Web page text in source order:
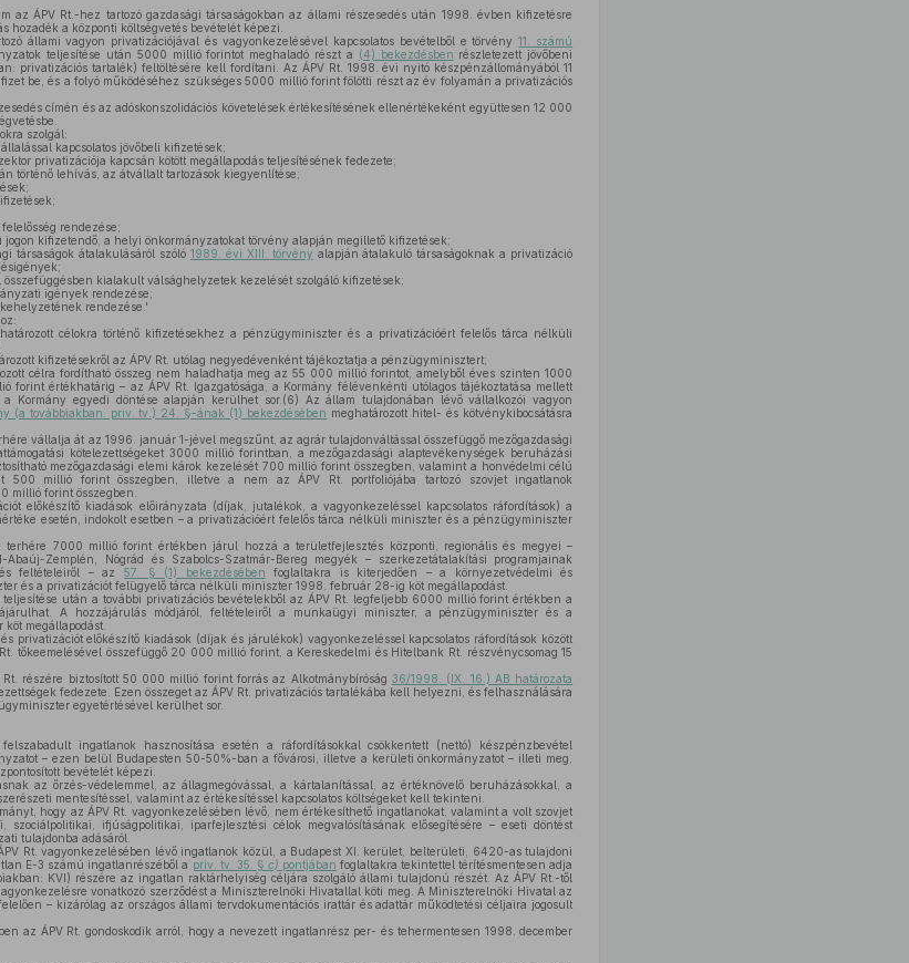
az ÁPV Rt.-hez tartozó gazdasági társaságokban az állami részesedés után 1998. évben kifizetésre
hozadék a központi költségvetés bevételét képezi.
állami vagyon privatizációjával és vagyonkezelésével kapcsolatos bevételből e törvény11. számú
teljesítése után 5000 millió forintot meghaladó részt a (4) bekezdésben részletezett jövőbeni
privatizációs tartalék) feltöltésére kell fordítani. Az ÁPV Rt. 1998. évi nyitó készpénzállományából 11
be, és a folyó működéséhez szükséges 5000 millió forint fölötti részt az év folyamán a privatizációs
címén és az adóskonszolidációs követelések értékesítésének ellenértékeként együttesen 12 000
szolgál:
kapcsolatos jövőbeli kifizetések;
privatizációja kapcsán kötött megállapodás teljesítésének fedezete;
történő lehívás, az átvállalt tartozások kiegyenlítése;
rendezése;
kifizetendő, a helyi önkormányzatokat törvény alapján megillető kifizetések;
társaságok átalakulásáról szóló 1989. évi XIII. törvény alapján átalakuló társaságoknak a privatizáció
kialakult válsághelyzetek kezelését szolgáló kifizetések;
igények rendezése;
rendezése.'
célokra történő kifizetésekhez a pénzügyminiszter és a privatizációért felelős tárca nélküli
kifizetésekről az ÁPV Rt. utólag negyedévenként tájékoztatja a pénzügyminisztert;
célra fordítható összeg nem haladhatja meg az 55 000 millió forintot, amelyből éves szinten 1000
értékhatárig – az ÁPV Rt. Igazgatósága, a Kormány félévenkénti utólagos tájékoztatása mellett
Kormány egyedi döntése alapján kerülhet sor.(6) Az állam tulajdonában lévő vállalkozói vagyon
(a továbbiakban: priv. tv.) 24. §-ának (1) bekezdésében meghatározott hitel- és kötvénykibocsátásra
vállalja át az 1996. január 1-jével megszűnt, az agrár tulajdonváltással összefüggő mezőgazdasági
kötelezettségeket 3000 millió forintban, a mezőgazdasági alaptevékenységek beruházási
mezőgazdasági elemi károk kezelését 700 millió forint összegben, valamint a honvédelmi célú
500 millió forint összegben, illetve a nem az ÁPV Rt. portfoliójába tartozó szovjet ingatlanok
millió forint összegben.
előkészítő kiadások előirányzata (díjak, jutalékok, a vagyonkezeléssel kapcsolatos ráfordítások) a
esetén, indokolt esetben – a privatizációért felelős tárca nélküli miniszter és a pénzügyminiszter
terhére 7000 millió forint értékben járul hozzá a területfejlesztés központi, regionális és megyei –
Zemplén, Nógrád és Szabolcs-Szatmár-Bereg megyék – szerkezetátalakítási programjainak
és feltételeiről – az 57. § (1) bekezdésében foglaltakra is kiterjedően – a környezetvédelmi és
és a privatizációt felügyelő tárca nélküli miniszter 1998. február 28-ig köt megállapodást.
teljesítése után a további privatizációs bevételekből az ÁPV Rt. legfeljebb 6000 millió forint értékben a
A hozzájárulás módjáról, feltételeiről a munkaügyi miniszter, a pénzügyminiszter és a
megállapodást.
privatizációt előkészítő kiadások (díjak és járulékok) vagyonkezeléssel kapcsolatos ráfordítások között
tőkeemelésével összefüggő 20 000 millió forint, a Kereskedelmi és Hitelbank Rt. részvénycsomag 15
részére biztosított 50 000 millió forint forrás az Alkotmánybíróság 36/1998. (IX. 16.) AB határozata
fedezete. Ezen összeget az ÁPV Rt. privatizációs tartalékába kell helyezni, és felhasználására
egyetértésével kerülhet sor.
ingatlanok hasznosítása esetén a ráfordításokkal csökkentett (nettó) készpénzbevétel
– ezen belül Budapesten 50-50%-ban a fővárosi, illetve a kerületi önkormányzatot – illeti meg,
bevételét képezi.
az őrzés-védelemmel, az állagmegóvással, a kártalanítással, az értéknövelő beruházásokkal, a
mentesítéssel, valamint az értékesítéssel kapcsolatos költségeket kell tekinteni.
hogy az ÁPV Rt. vagyonkezelésében lévő, nem értékesíthető ingatlanokat, valamint a volt szovjet
szociálpolitikai, ifjúságpolitikai, iparfejlesztési célok megvalósításának elősegítésére – eseti döntést
tulajdonba adásáról.
Rt. vagyonkezelésében lévő ingatlanok közül, a Budapest XI. kerület, belterületi, 6420-as tulajdoni
E-3 számú ingatlanrészéből a priv. tv. 35. § c) pontjában foglaltakra tekintettel térítésmentesen adja
KVI) részére az ingatlan raktárhelyiség céljára szolgáló állami tulajdonú részét. Az ÁPV Rt.-től
vonatkozó szerződést a Miniszterelnöki Hivatallal köti meg. A Miniszterelnöki Hivatal az
– kizárólag az országos állami tervdokumentációs irattár és adattár működtetési céljaira jogosult
az ÁPV Rt. gondoskodik arról, hogy a nevezett ingatlanrész per- és tehermentesen 1998. december